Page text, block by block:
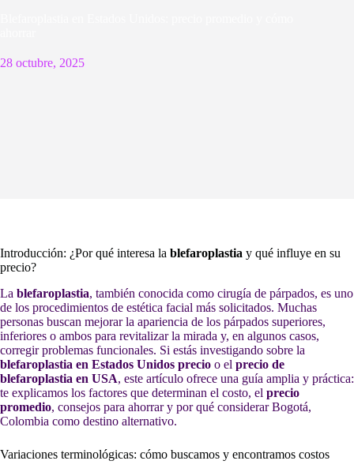
28 octubre, 2025
Introducción: ¿Por qué interesa la blefaroplastia y qué influye en su
precio?
La blefaroplastia, también conocida como cirugía de párpados, es uno
de los procedimientos de estética facial más solicitados. Muchas
personas buscan mejorar la apariencia de los párpados superiores,
inferiores o ambos para revitalizar la mirada y, en algunos casos,
corregir problemas funcionales. Si estás investigando sobre la
blefaroplastia en Estados Unidos precio o el precio de
blefaroplastia en USA, este artículo ofrece una guía amplia y práctica:
te explicamos los factores que determinan el costo, el precio
promedio, consejos para ahorrar y por qué considerar Bogotá,
Colombia como destino alternativo.
Variaciones terminológicas: cómo buscamos y encontramos costos